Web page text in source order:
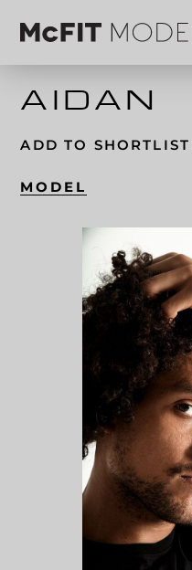
AIDAN
ADD TO SHORTLIST
MODEL